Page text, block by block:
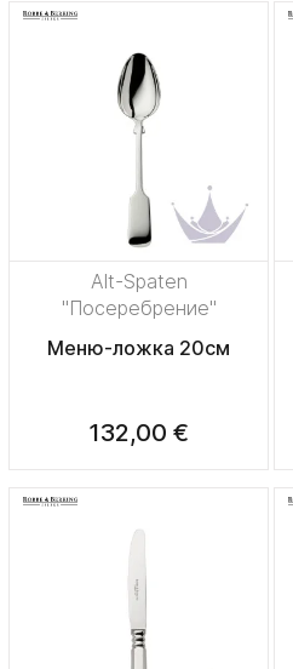
Alt-Spaten
"Посеребрение"
Меню-ложка 20см
132,00 €